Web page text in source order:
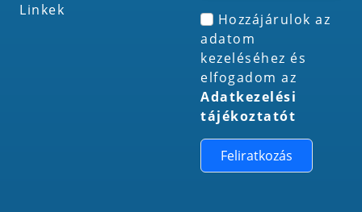
Linkek
Hozzájárulok az
adatom
kezeléséhez és
elfogadom az
Adatkezelési
tájékoztatót
Feliratkozás